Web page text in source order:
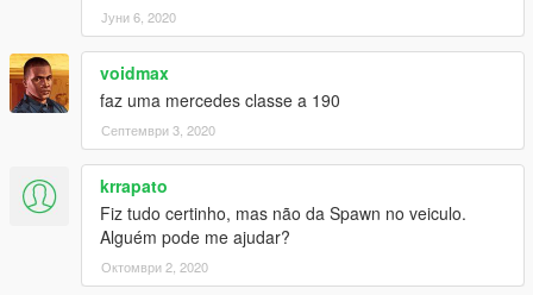
Јуни 6, 2020
voidmax
faz uma mercedes classe a 190
Септември 3, 2020
krrapato
Fiz tudo certinho, mas não da Spawn no veiculo.
Alguém pode me ajudar?
Октомври 2, 2020